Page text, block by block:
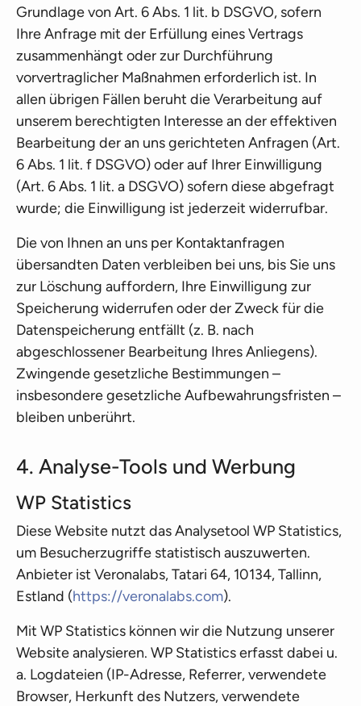
Grundlage von Art. 6 Abs. 1 lit. b DSGVO, sofern
Ihre Anfrage mit der Erfüllung eines Vertrags
zusammenhängt oder zur Durchführung
vorvertraglicher Maßnahmen erforderlich ist. In
allen übrigen Fällen beruht die Verarbeitung auf
unserem berechtigten Interesse an der effektiven
Bearbeitung der an uns gerichteten Anfragen (Art.
6 Abs. 1 lit. f DSGVO) oder auf Ihrer Einwilligung
(Art. 6 Abs. 1 lit. a DSGVO) sofern diese abgefragt
wurde; die Einwilligung ist jederzeit widerrufbar.
Die von Ihnen an uns per Kontaktanfragen
übersandten Daten verbleiben bei uns, bis Sie uns
zur Löschung auffordern, Ihre Einwilligung zur
Speicherung widerrufen oder der Zweck für die
Datenspeicherung entfällt (z. B. nach
abgeschlossener Bearbeitung Ihres Anliegens).
Zwingende gesetzliche Bestimmungen –
insbesondere gesetzliche Aufbewahrungsfristen –
bleiben unberührt.
4. Analyse-Tools und Werbung
WP Statistics
Diese Website nutzt das Analysetool WP Statistics,
um Besucherzugriffe statistisch auszuwerten.
Anbieter ist Veronalabs, Tatari 64, 10134, Tallinn,
Estland (https://veronalabs.com).
Mit WP Statistics können wir die Nutzung unserer
Website analysieren. WP Statistics erfasst dabei u.
a. Logdateien (IP-Adresse, Referrer, verwendete
Browser, Herkunft des Nutzers, verwendete